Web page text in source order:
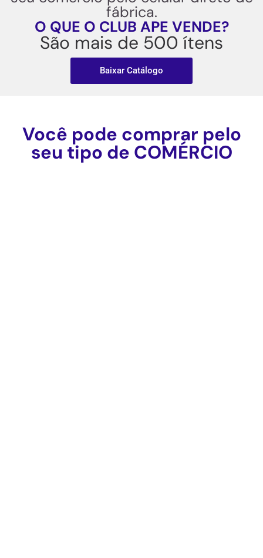
fábrica.
O QUE O CLUB APE VENDE?
São mais de 500 ítens
Baixar Catálogo
Você pode comprar pelo
seu tipo de COMÉRCIO